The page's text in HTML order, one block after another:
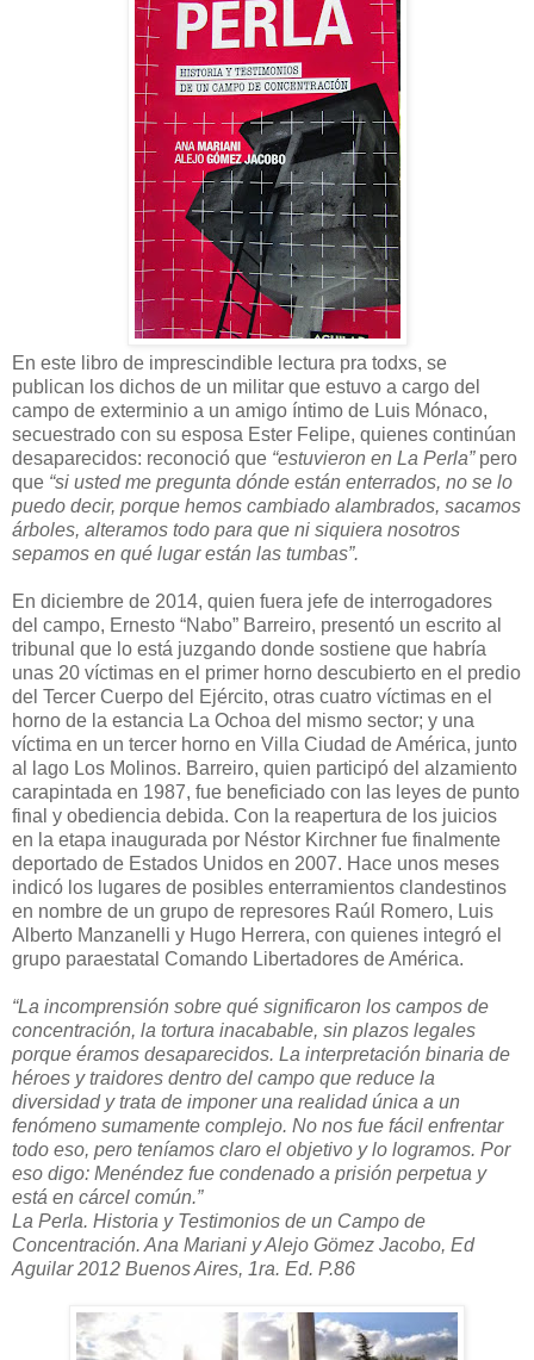
En este libro de imprescindible lectura pra todxs, se
publican los dichos de un militar que estuvo a cargo del
campo de exterminio a un amigo íntimo de Luis Mónaco,
secuestrado con su esposa Ester Felipe, quienes continúan
desaparecidos: reconoció que “estuvieron en La Perla”pero
que “si usted me pregunta dónde están enterrados, no se lo
puedo decir, porque hemos cambiado alambrados, sacamos
árboles, alteramos todo para que ni siquiera nosotros
sepamos en qué lugar están las tumbas”.
En diciembre de 2014, quien fuera jefe de interrogadores
del campo, Ernesto “Nabo” Barreiro, presentó un escrito al
tribunal que lo está juzgando donde sostiene que habría
unas 20 víctimas en el primer horno descubierto en el predio
del Tercer Cuerpo del Ejército, otras cuatro víctimas en el
horno de la estancia La Ochoa del mismo sector; y una
víctima en un tercer horno en Villa Ciudad de América, junto
al lago Los Molinos. Barreiro, quien participó del alzamiento
carapintada en 1987, fue beneficiado con las leyes de punto
final y obediencia debida. Con la reapertura de los juicios
en la etapa inaugurada por Néstor Kirchner fue finalmente
deportado de Estados Unidos en 2007. Hace unos meses
indicó los lugares de posibles enterramientos clandestinos
en nombre de un grupo de represores Raúl Romero, Luis
Alberto Manzanelli y Hugo Herrera, con quienes integró el
grupo paraestatal Comando Libertadores de América.
“La incomprensión sobre qué significaron los campos de
concentración, la tortura inacabable, sin plazos legales
porque éramos desaparecidos. La interpretación binaria de
héroes y traidores dentro del campo que reduce la
diversidad y trata de imponer una realidad única a un
fenómeno sumamente complejo. No nos fue fácil enfrentar
todo eso, pero teníamos claro el objetivo y lo logramos. Por
eso digo: Menéndez fue condenado a prisión perpetua y
está en cárcel común.”
La Perla. Historia y Testimonios de un Campo de
Concentración. Ana Mariani y Alejo Gömez Jacobo, Ed
Aguilar 2012 Buenos Aires, 1ra. Ed. P.86